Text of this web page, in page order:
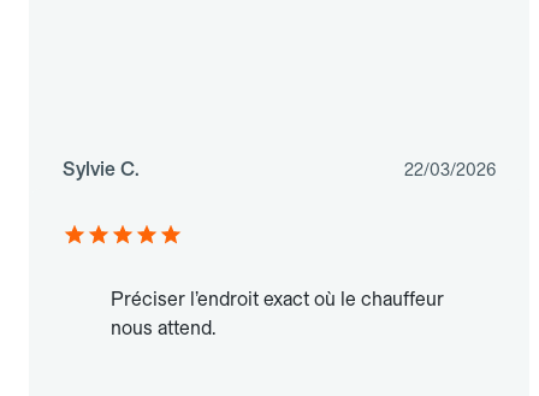
Sylvie C. 22/03/2026
Préciser l’endroit exact où le chauffeur
nous attend.